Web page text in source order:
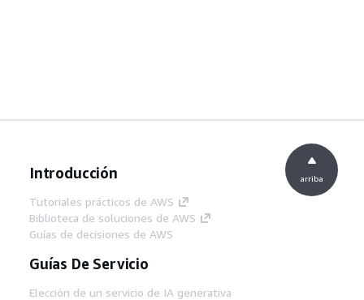
Introducción
Tutoriales prácticos de AWS
Biblioteca de soluciones de AWS
Guías de decisiones de AWS
Guías De Servicio
Elección de un servicio de IA generativa
arriba